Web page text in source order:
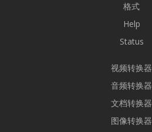
格式
Help
Status
视频转换器
音频转换器
文档转换器
图像转换器